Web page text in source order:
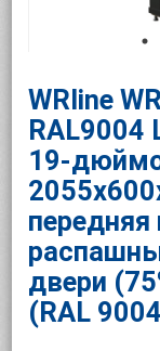
WRline
19-
передняя
двери
(RAL